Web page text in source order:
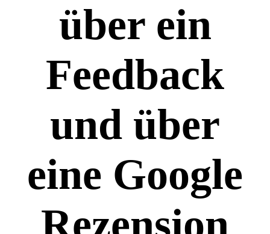
über ein
Feedback
und über
eine Google